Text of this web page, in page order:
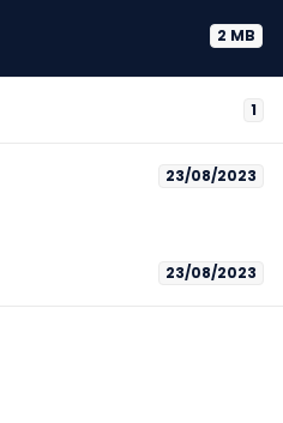
2 MB
1
23/08/2023
23/08/2023